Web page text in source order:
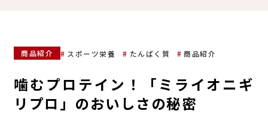
商品紹介 スポーツ栄養 たんぱく質 商品紹介
噛むプロテイン！「ミライオニギ
リプロ」のおいしさの秘密